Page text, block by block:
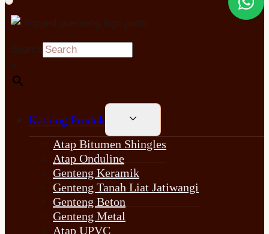
Katalog Produk
TOGGLE
MENU
Atap Bitumen Shingles
Atap Onduline
Genteng Keramik
Genteng Tanah Liat Jatiwangi
Genteng Beton
Genteng Metal
Atap UPVC